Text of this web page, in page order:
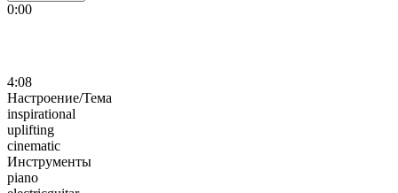
0:00
4:08
Настроение/Тема
inspirational
uplifting
cinematic
Инструменты
piano